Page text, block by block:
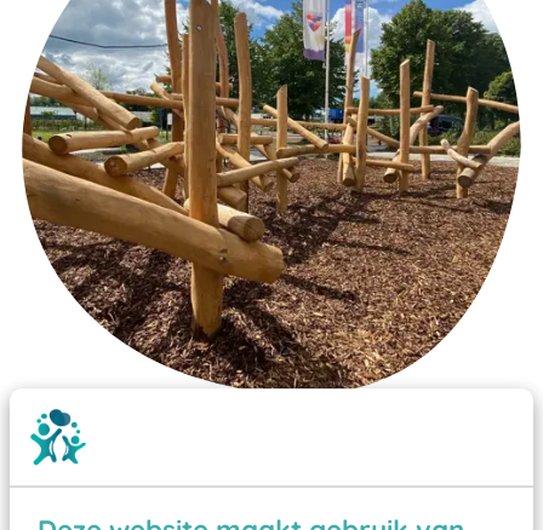
Wist je dat:
Vanaf een valhoogte van 1,5 meter een speciale
valondergrond onder speeltoestellen verplicht is